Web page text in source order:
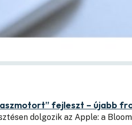
fejleszt – újabb
dolgozik az Apple: a